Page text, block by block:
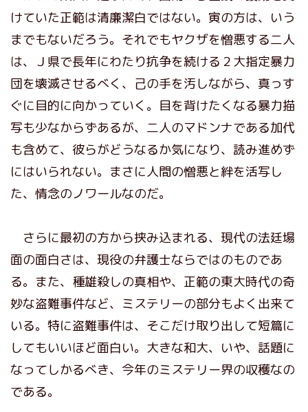
けていた正範は清廉潔白ではない。寅の方は、いう
までもないだろう。それでもヤクザを憎悪する二人
は、Ｊ県で長年にわたり抗争を続ける２大指定暴力
団を壊滅させるべく、己の手を汚しながら、真っす
ぐに目的に向かっていく。目を背けたくなる暴力描
写も少なからずあるが、二人のマドンナである加代
も含めて、彼らがどうなるか気になり、読み進めず
にはいられない。まさに人間の憎悪と絆を活写し
た、情念のノワールなのだ。
さらに最初の方から挟み込まれる、現代の法廷場
面の面白さは、現役の弁護士ならではのものであ
る。また、種雄殺しの真相や、正範の東大時代の奇
妙な盗難事件など、ミステリーの部分もよく出来て
いる。特に盗難事件は、そこだけ取り出して短篇に
してもいいほど面白い。大きな和大、いや、話題に
なってしかるべき、今年のミステリー界の収穫なの
である。